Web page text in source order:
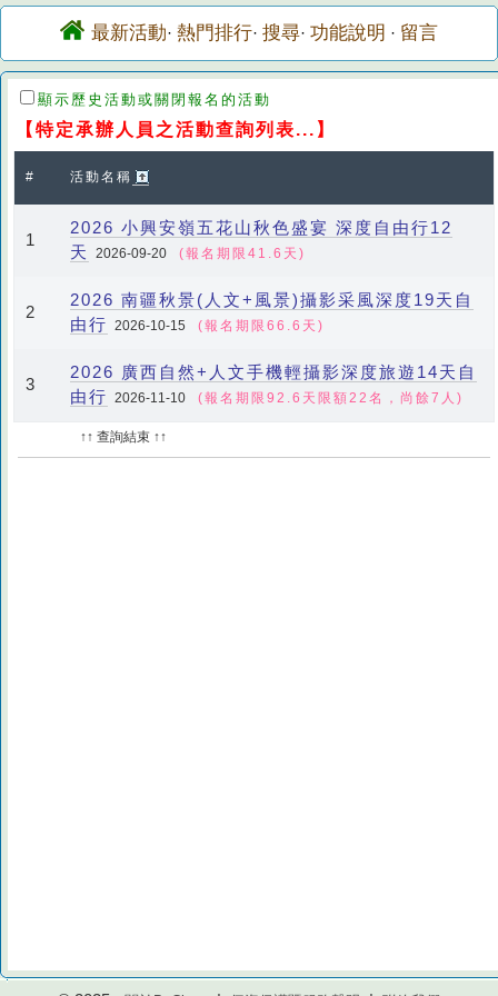
最新活動· 熱門排行· 搜尋· 功能說明 · 留言
顯示歷史活動或關閉報名的活動
【特定承辦人員之活動查詢列表...】
# 活動名稱
1
2026 小興安嶺五花山秋色盛宴 深度自由行12
天
2026-09-20 (報名期限41.6天)
2
2026 南疆秋景(人文+風景)攝影采風深度19天自
由行 2026-10-15 (報名期限66.6天)
3
2026 廣西自然+人文手機輕攝影深度旅遊14天自
由行 2026-11-10 (報名期限92.6天限額22名，尚餘7人)
↑↑ 查詢結束 ↑↑